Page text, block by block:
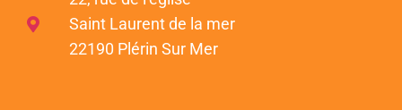
Saint Laurent de la mer
22190 Plérin Sur Mer